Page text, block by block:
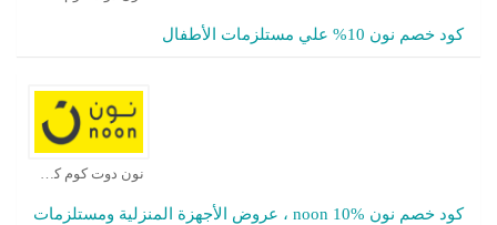
كود خصم نون 10% علي مستلزمات الأطفال
نون دوت كوم كوبون
كود خصم نون noon 10% ، عروض الأجهزة المنزلية ومستلزمات